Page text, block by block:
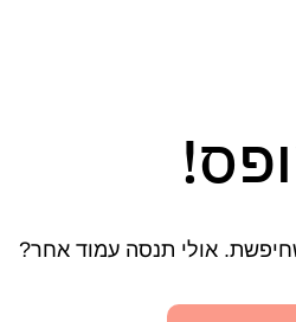
אולי תנסה עמוד אחר?